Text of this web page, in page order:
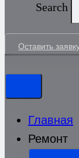
Search
Оставить
Главная
Ремонт